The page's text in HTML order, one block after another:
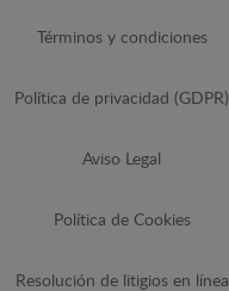
Términos y condiciones
Política de privacidad (GDPR)
Aviso Legal
Política de Cookies
Resolución de litigios en línea